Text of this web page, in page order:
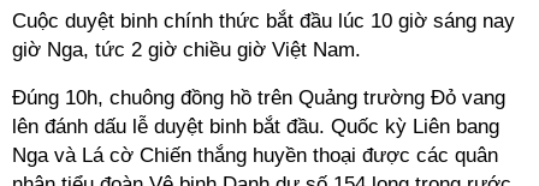
Cuộc duyệt binh chính thức bắt đầu lúc 10 giờ sáng nay
giờ Nga, tức 2 giờ chiều giờ Việt Nam.
Đúng 10h, chuông đồng hồ trên Quảng trường Đỏ vang
lên đánh dấu lễ duyệt binh bắt đầu. Quốc kỳ Liên bang
Nga và Lá cờ Chiến thắng huyền thoại được các quân